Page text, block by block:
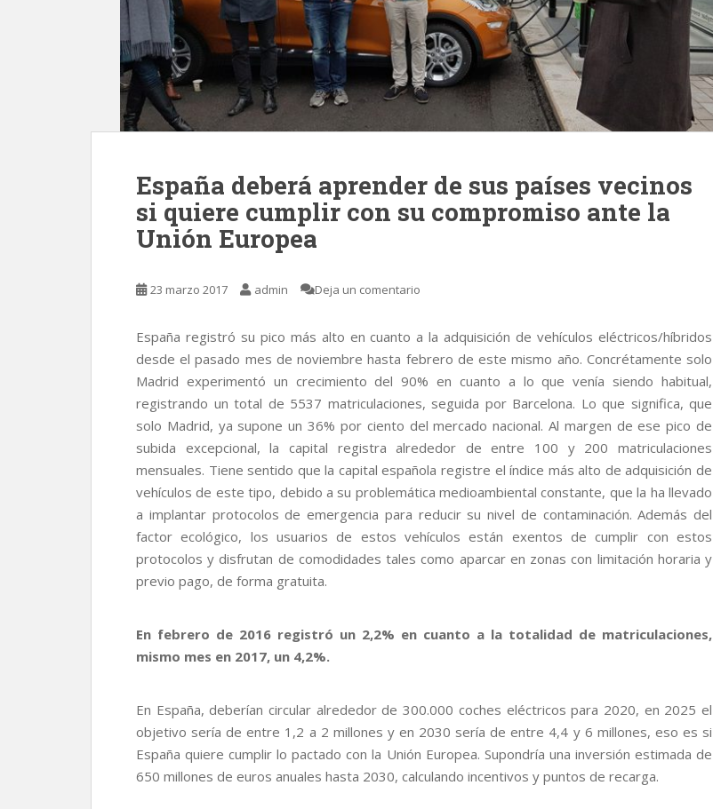
España deberá aprender de sus países vecinos
si quiere cumplir con su compromiso ante la
Unión Europea
23 marzo 2017 admin Deja un comentario
España registró su pico más alto en cuanto a la adquisición de vehículos eléctricos/híbridos
desde el pasado mes de noviembre hasta febrero de este mismo año. Concrétamente solo
Madrid experimentó un crecimiento del 90% en cuanto a lo que venía siendo habitual,
registrando un total de 5537 matriculaciones, seguida por Barcelona. Lo que significa, que
solo Madrid, ya supone un 36% por ciento del mercado nacional. Al margen de ese pico de
subida excepcional, la capital registra alrededor de entre 100 y 200 matriculaciones
mensuales. Tiene sentido que la capital española registre el índice más alto de adquisición de
vehículos de este tipo, debido a su problemática medioambiental constante, que la ha llevado
a implantar protocolos de emergencia para reducir su nivel de contaminación. Además del
factor ecológico, los usuarios de estos vehículos están exentos de cumplir con estos
protocolos y disfrutan de comodidades tales como aparcar en zonas con limitación horaria y
previo pago, de forma gratuita.
En febrero de 2016 registró un 2,2% en cuanto a la totalidad de matriculaciones,
mismo mes en 2017, un 4,2%.
En España, deberían circular alrededor de 300.000 coches eléctricos para 2020, en 2025 el
objetivo sería de entre 1,2 a 2 millones y en 2030 sería de entre 4,4 y 6 millones, eso es si
España quiere cumplir lo pactado con la Unión Europea. Supondría una inversión estimada de
650 millones de euros anuales hasta 2030, calculando incentivos y puntos de recarga.